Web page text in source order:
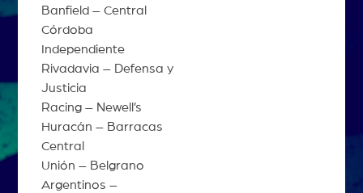
Banfield – Central
Córdoba
Independiente
Rivadavia – Defensa y
Justicia
Racing – Newell’s
Huracán – Barracas
Central
Unión – Belgrano
Argentinos –